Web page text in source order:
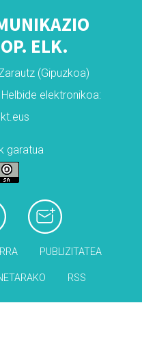
ELK.
(Gipuzkoa)
elektronikoa:
garatua
PUBLIZITATEA
RSS